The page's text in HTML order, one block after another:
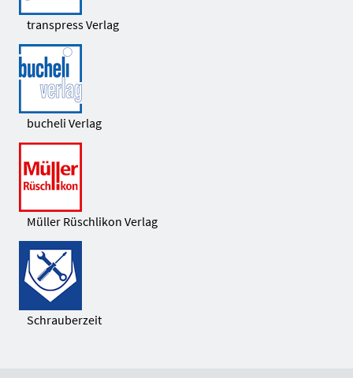
transpress Verlag
bucheli Verlag
Müller Rüschlikon Verlag
Schrauberzeit